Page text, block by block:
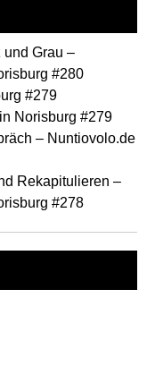
Grau –
#280
#279
Norisburg #279
– Nuntiovolo.de
Rekapitulieren –
#278